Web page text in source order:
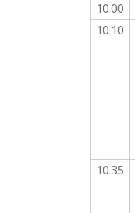
10.00
10.10
10.35